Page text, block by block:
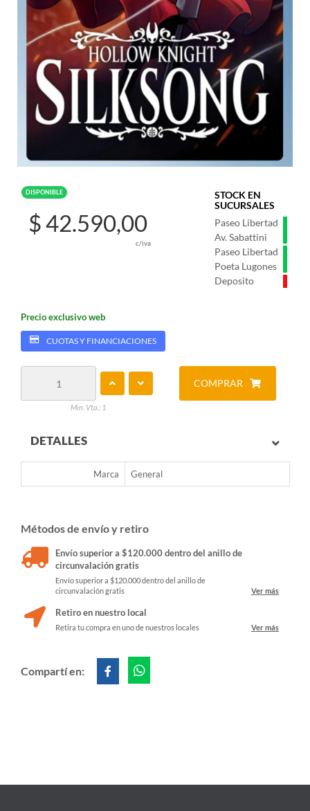
DISPONIBLE
STOCK EN
SUCURSALES
Paseo Libertad
Av. Sabattini
Paseo Libertad
Poeta Lugones
Deposito
$ 42.590,00
c/iva
Precio exclusivo web
CUOTAS Y FINANCIACIONES
Min. Vta.: 1
COMPRAR
DETALLES
Marca General
Métodos de envío y retiro
Envío superior a $120.000 dentro del anillo de
circunvalación gratis
Envío superior a $120.000 dentro del anillo de
circunvalación gratis
Ver más
Retiro en nuestro local
Retira tu compra en uno de nuestros locales Ver más
Compartí en: